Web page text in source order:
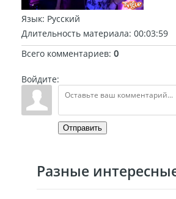
Язык: Русский
Длительность материала: 00:03:59
Всего комментариев: 0
Войдите:
Отправить
Разные